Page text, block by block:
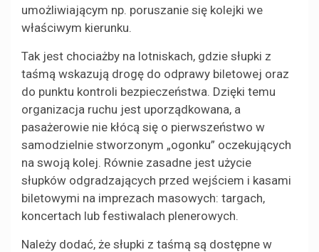
umożliwiającym np. poruszanie się kolejki we
właściwym kierunku.
Tak jest chociażby na lotniskach, gdzie słupki z
taśmą wskazują drogę do odprawy biletowej oraz
do punktu kontroli bezpieczeństwa. Dzięki temu
organizacja ruchu jest uporządkowana, a
pasażerowie nie kłócą się o pierwszeństwo w
samodzielnie stworzonym „ogonku” oczekujących
na swoją kolej. Równie zasadne jest użycie
słupków odgradzających przed wejściem i kasami
biletowymi na imprezach masowych: targach,
koncertach lub festiwalach plenerowych.
Należy dodać, że słupki z taśmą są dostępne w